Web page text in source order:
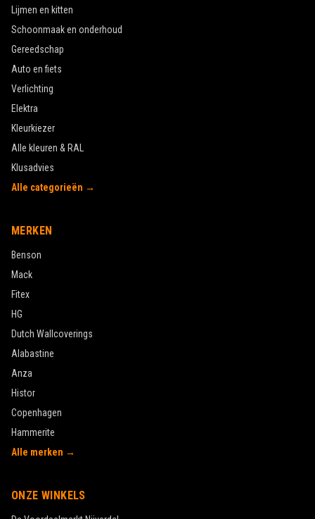
Lijmen en kitten
Schoonmaak en onderhoud
Gereedschap
Auto en fiets
Verlichting
Elektra
Kleurkiezer
Alle kleuren & RAL
Klusadvies
Alle categorieën →
MERKEN
Benson
Mack
Fitex
HG
Dutch Wallcoverings
Alabastine
Anza
Histor
Copenhagen
Hammerite
Alle merken →
ONZE WINKELS